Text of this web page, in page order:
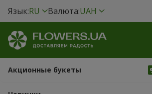
Язык:RU Валюта:UAH
Акционные букеты